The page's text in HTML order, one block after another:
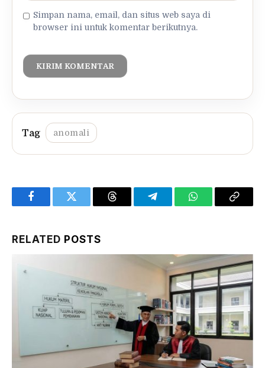
Simpan nama, email, dan situs web saya di
browser ini untuk komentar berikutnya.
anomali
FacebookTwitter Threads TelegramWhatsAppCopy
RELATED POSTS